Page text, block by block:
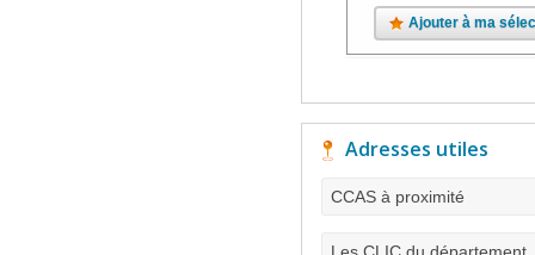
Ajouter à ma
Adresses utiles
CCAS à proximité